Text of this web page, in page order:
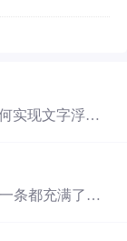
实现文字浮动
还包含了对CS
动性和趣味
条都充满了甜